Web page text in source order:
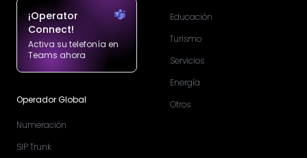
¡Operator
Connect!
Activa su telefonía en
Teams ahora
Operador Global
Numeración
SIP Trunk
Educación
Turismo
Servicios
Energía
Otros